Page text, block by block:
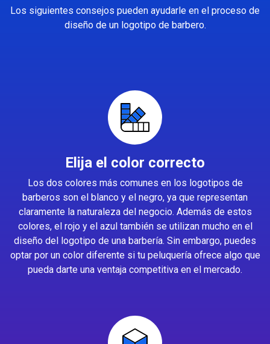
Los siguientes consejos pueden ayudarle en el proceso de
diseño de un logotipo de barbero.
Elija el color correcto
Los dos colores más comunes en los logotipos de
barberos son el blanco y el negro, ya que representan
claramente la naturaleza del negocio. Además de estos
colores, el rojo y el azul también se utilizan mucho en el
diseño del logotipo de una barbería. Sin embargo, puedes
optar por un color diferente si tu peluquería ofrece algo que
pueda darte una ventaja competitiva en el mercado.